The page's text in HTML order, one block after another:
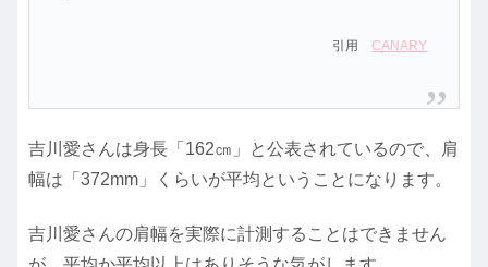
引用CANARY
吉川愛さんは身長「162㎝」と公表されているので、肩
幅は「372mm」くらいが平均ということになります。
吉川愛さんの肩幅を実際に計測することはできません